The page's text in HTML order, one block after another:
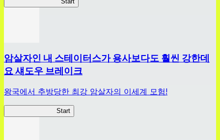
암살자인 내 스테이터스가 용사보다도 훨씬 강한데
요 섀도우 브레이크
왕국에서 추방당한 최강 암살자의 이세계 모험!
Start